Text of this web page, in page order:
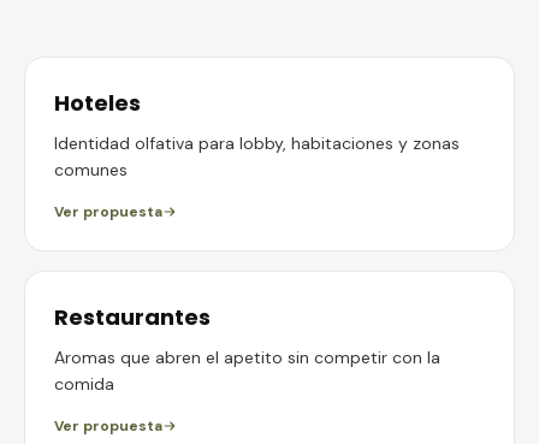
Hoteles
Identidad olfativa para lobby, habitaciones y zonas
comunes
Ver propuesta
Restaurantes
Aromas que abren el apetito sin competir con la
comida
Ver propuesta